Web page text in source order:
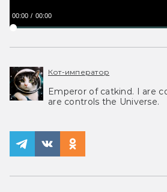
00:00 00:00
Кот-император
Emperor of catkind. I are
are controls the Universe.